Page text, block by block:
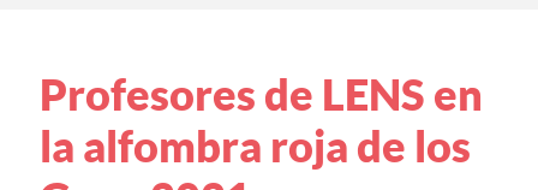
Profesores de LENS en
la alfombra roja de los